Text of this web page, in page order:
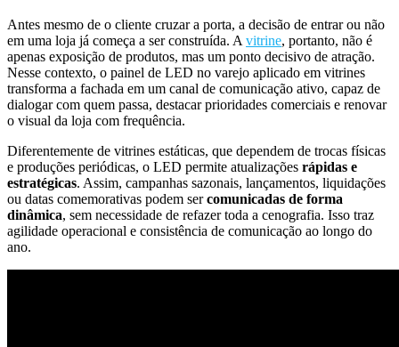
Antes mesmo de o cliente cruzar a porta, a decisão de entrar ou não
em uma loja já começa a ser construída. A vitrine, portanto, não é
apenas exposição de produtos, mas um ponto decisivo de atração.
Nesse contexto, o painel de LED no varejo aplicado em vitrines
transforma a fachada em um canal de comunicação ativo, capaz de
dialogar com quem passa, destacar prioridades comerciais e renovar
o visual da loja com frequência.
Diferentemente de vitrines estáticas, que dependem de trocas físicas
e produções periódicas, o LED permite atualizações rápidas e
estratégicas. Assim, campanhas sazonais, lançamentos, liquidações
ou datas comemorativas podem sercomunicadas de forma
dinâmica, sem necessidade de refazer toda a cenografia. Isso traz
agilidade operacional e consistência de comunicação ao longo do
ano.